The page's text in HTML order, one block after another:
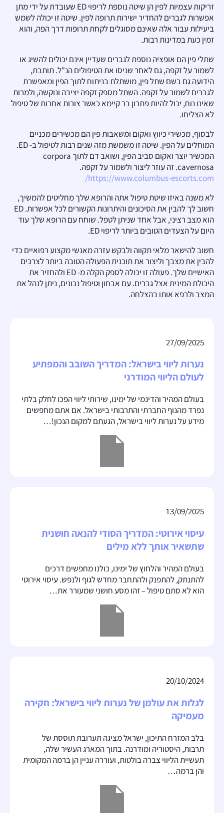
זריקות עצמיות לפין הן שיטה נוספת לריפוי ED שעובדת על ידי מתן
אפשרות לגברים להחדיר ישירות תרופה לפין. שיטה זו יכולה לשמש
ביעילות עבור אלה שאינם מסוגלים לקחת תרופות דרך הפה, והוא
זמין כעת במדינות רבות.
שתלי פין הם אופציה נוספת לגברים שעדיין אינם יכולים להשיג או
לשמור על זקפה, גם לאחר שניסו את הטיפולים הנ"ל. תותבת,
הידועה גם בשם שתל פין, מושתלת בניתוח לתוך הפין ומאפשרת
לגברים לשמור על זקפה. השתל מספק זקפה יציבה ונוקשה, ולמרות
שאינו נוח, יכול להיות פתרון בר קיימא כאשר צורות אחרות של טיפול
לא הצליחו.
לבסוף, מכשירי כיווץ ואקום ומשאבות פין הם מכשירים מכניים
המוחלים על הפין. שיטה זו משמשת מזה שנים רבות לטיפול ב- ED.
המכשיר יוצר ואקום סביב הפין, ושואב דם לתוך corpora
cavernosa. זה עוזר ליצור ולשמור על זקפה.
https://www.columbus-escorts.com/
לא משנה באיזו שיטת טיפול אתה והרופא שלך מחליטים להמשיך,
חשוב לך להבין את הסיכונים והיתרונות הקשורים לכל אפשרות. ED
הוא מצב רציני, אבל אחד שניתן לטפל. שוחח עם הרופא שלך עוד
היום על הצעדים הטובים ביותר לריפוי ED.
חשוב להישאר מלאי תקווה ולבקש עזרה מאנשי מקצוע רפואיים כדי
להבין את מצבך וליצור את תוכנית הפעולה הטובה ביותר לצרכים
האישיים שלך. פעולה זו יכולה לספק הקלה מ- ED ולהחזיר את
היכולת המינית אצל גברים. עם אבחון וטיפול נכונים, ניתן לנהל את
המצב ולרפא אותו בהצלחה.
27/09/2025
נערות ליווי בישראל: המדריך השובב והמפתיע
לעולם הליווי המודרני
בעולם המהיר והדינמי של ימינו, שירותי ליווי הפכו לחלק בלתי
נפרד מהנוף החברתי והתרבותי בישראל. אם אתם מחפשים
מידע על נערות ליווי בישראל, הגעתם למקום הנכון!…
13/09/2025
עיסוי אירוטי: המדריך הסודי להנאה חושנית
שתשאיר אותך ללא מילים
בעולם המהיר והלחוץ של ימינו, כולנו מחפשים דרכים
להתנתק, להתפנק ולהתחבר מחדש לגוף ולנפש. עיסוי אירוטי
הוא לא סתם טיפול – זהו מסע חושני שמעורר את…
20/10/2024
לגלות את עולמן של נערות ליווי בישראל: חקירה
מעמיקה
בלב המזרח התיכון, ישראל מציגה תערובת תוססת של
תרבות, היסטוריה ומודרנה. בתוך המארג העשיר שלה,
תעשיית הליווי צברה בולטות, ועוררה עניין הן ברמה המקומית
והן ברמה…